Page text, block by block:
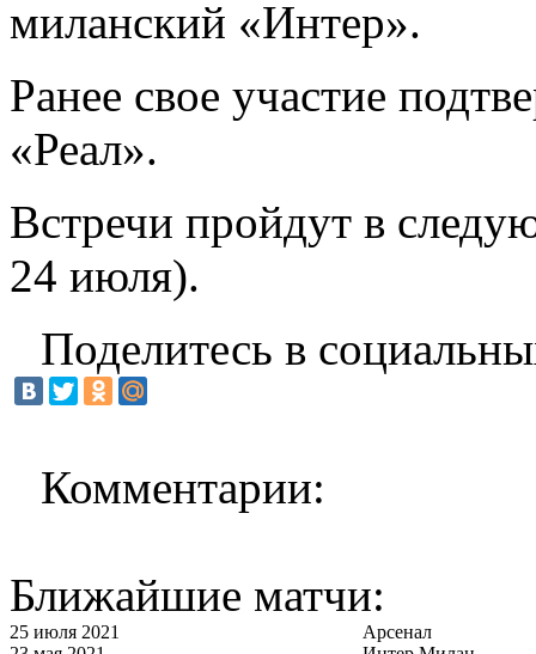
миланский «Интер».
Ранее свое участие
«Реал».
Встречи пройдут в
24 июля).
Поделитесь в
Комментарии:
Ближайшие матчи:
25 июля 2021
Арсенал